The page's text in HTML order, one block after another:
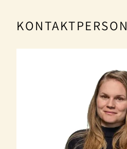
KONTAKTPERSON